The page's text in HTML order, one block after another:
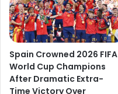
Spain Crowned 2026 FIFA
World Cup Champions
After Dramatic Extra-
Time Victory Over